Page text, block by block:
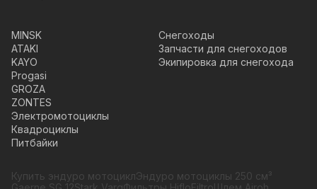
MINSK
ATAKI
KAYO
Progasi
GROZA
ZONTES
Электромотоциклы
Квадроциклы
Питбайки
Снегоходы
Запчасти для снегоходов
Экипировка для снегохода
Купить эндуро мотоциклЭндуро мотоциклы 250 см³